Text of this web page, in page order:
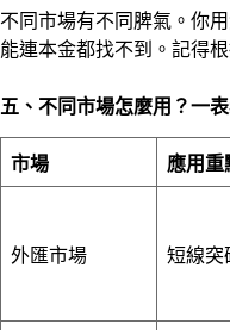
不同市場有不同脾氣。你
能連本金都找不到。記得
五、不同市場怎麼用？一
市場 應用重
外匯市場 短線突